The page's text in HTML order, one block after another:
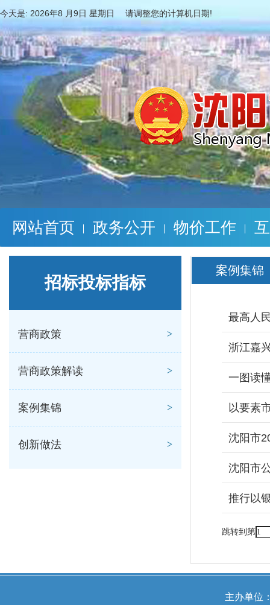
今天是: 2026年8 月9日 星期日 请调整您的计算机日期!
网站首页 政务公开 物价工作
招标投标指标
营商政策
营商政策解读
案例集锦
创新做法
案例集锦
最高人
浙江嘉
一图读
以要素
沈阳市
沈阳市
推行以
跳转到第